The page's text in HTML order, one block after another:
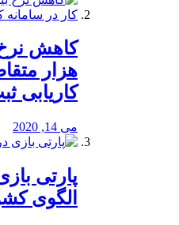
هزار
کاریابی
می 14, 2020
پارتی
الگوی